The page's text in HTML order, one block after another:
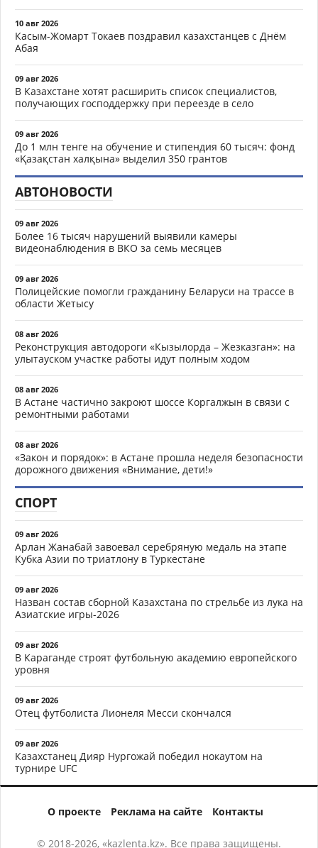
10 авг 2026
Касым-Жомарт Токаев поздравил казахстанцев с Днём
Абая
09 авг 2026
В Казахстане хотят расширить список специалистов,
получающих господдержку при переезде в село
09 авг 2026
До 1 млн тенге на обучение и стипендия 60 тысяч: фонд
«Қазақстан халқына» выделил 350 грантов
АВТОНОВОСТИ
09 авг 2026
Более 16 тысяч нарушений выявили камеры
видеонаблюдения в ВКО за семь месяцев
09 авг 2026
Полицейские помогли гражданину Беларуси на трассе в
области Жетысу
08 авг 2026
Реконструкция автодороги «Кызылорда – Жезказган»: на
улытауском участке работы идут полным ходом
08 авг 2026
В Астане частично закроют шоссе Коргалжын в связи с
ремонтными работами
08 авг 2026
«Закон и порядок»: в Астане прошла неделя безопасности
дорожного движения «Внимание, дети!»
СПОРТ
09 авг 2026
Арлан Жанабай завоевал серебряную медаль на этапе
Кубка Азии по триатлону в Туркестане
09 авг 2026
Назван состав сборной Казахстана по стрельбе из лука на
Азиатские игры-2026
09 авг 2026
В Караганде строят футбольную академию европейского
уровня
09 авг 2026
Отец футболиста Лионеля Месси скончался
09 авг 2026
Казахстанец Дияр Нургожай победил нокаутом на
турнире UFC
О проекте Реклама на сайте Контакты
© 2018-2026, «kazlenta.kz». Все права защищены.